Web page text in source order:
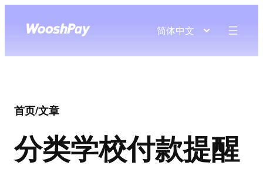
简体中文
首页/文章
分类学校付款提醒